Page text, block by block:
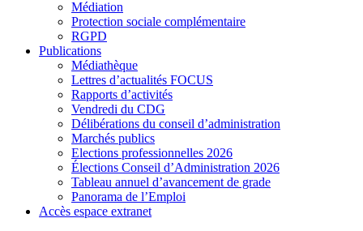
Médiation
Protection sociale complémentaire
RGPD
Publications
Médiathèque
Lettres d’actualités FOCUS
Rapports d’activités
Vendredi du CDG
Délibérations du conseil d’administration
Marchés publics
Elections professionnelles 2026
Élections Conseil d’Administration 2026
Tableau annuel d’avancement de grade
Panorama de l’Emploi
Accès espace extranet